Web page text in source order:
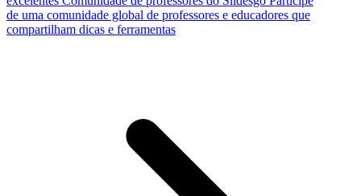
de uma comunidade global de professores e educadores que
compartilham dicas e ferramentas